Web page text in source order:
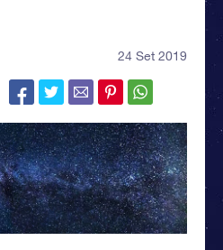
24 Set 2019